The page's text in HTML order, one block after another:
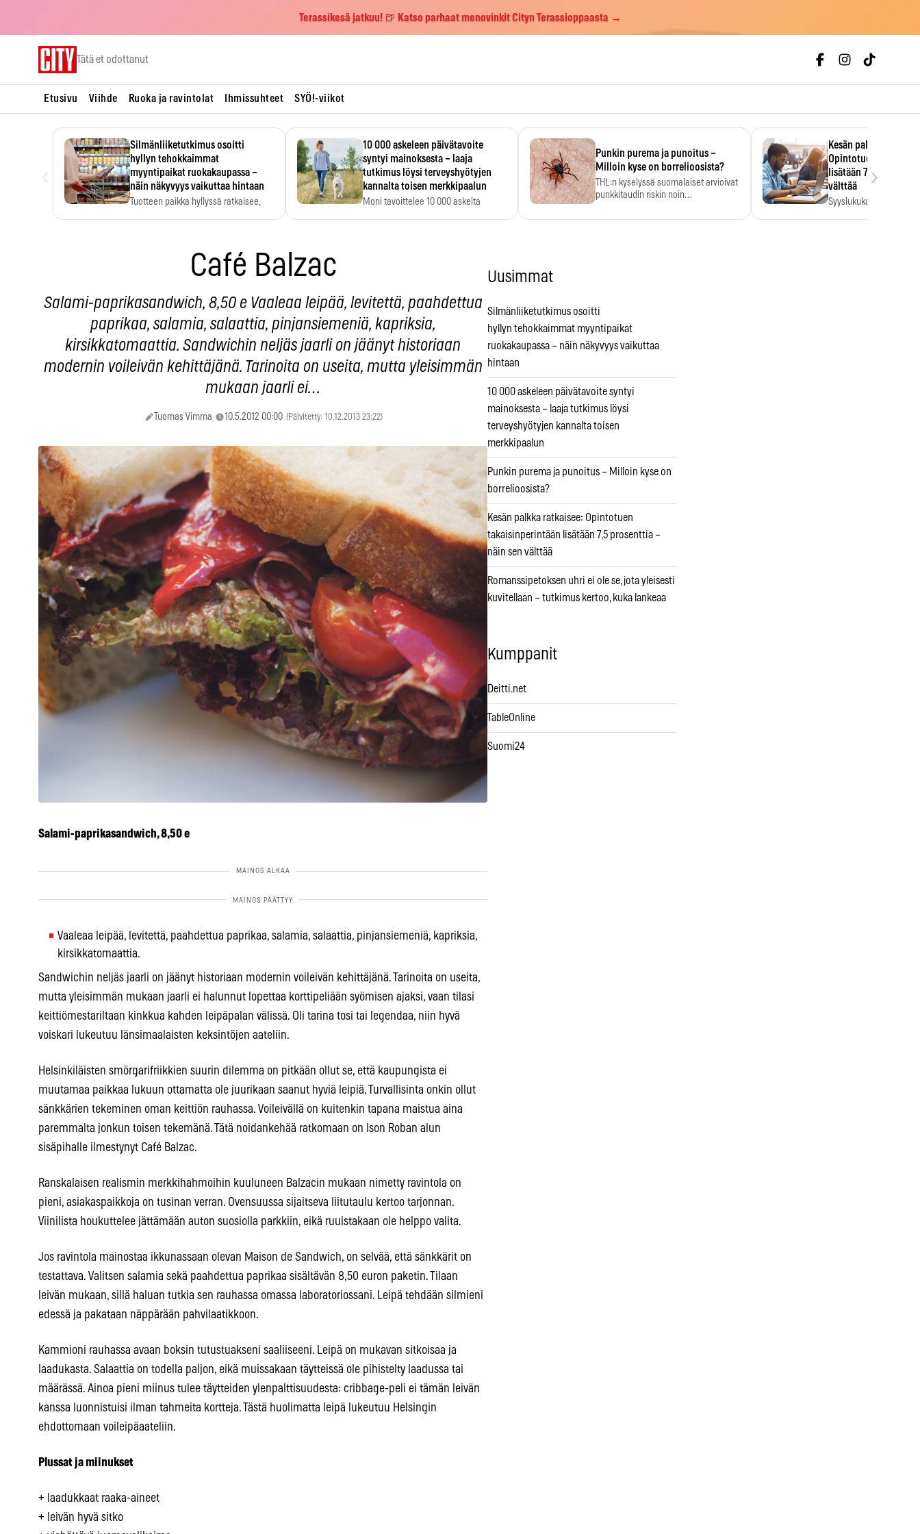
Terassikesä jatkuu! 🍺 Katso parhaat menovinkit Cityn Terassioppaasta →
Tätä et odottanut
Etusivu Viihde Ruoka ja ravintolat Ihmissuhteet SYÖ!-viikot
Silmänliiketutkimus osoitti
hyllyn tehokkaimmat
myyntipaikat ruokakaupassa –
näin näkyvyys vaikuttaa hintaan
Tuotteen paikka hyllyssä ratkaisee,
10 000 askeleen päivätavoite
syntyi mainoksesta – laaja
tutkimus löysi terveyshyötyjen
kannalta toisen merkkipaalun
Moni tavoittelee 10 000 askelta
Punkin purema ja punoitus –
Milloin kyse on borrelioosista?
THL:n kyselyssä suomalaiset arvioivat
punkkitaudin riskin noin
Kesän palkka
Opintotuen
lisätään 7,5
välttää
Syyslukukauden
›
Café Balzac
Salami-paprikasandwich, 8,50 e Vaaleaa leipää, levitettä, paahdettua
paprikaa, salamia, salaattia, pinjansiemeniä, kapriksia,
kirsikkatomaattia. Sandwichin neljäs jaarli on jäänyt historiaan
modernin voileivän kehittäjänä. Tarinoita on useita, mutta yleisimmän
mukaan jaarli ei…
Tuomas Vimma 10.5.2012 00:00 (Päivitetty: 10.12.2013 23:22)
Salami-paprikasandwich, 8,50 e
Vaaleaa leipää, levitettä, paahdettua paprikaa, salamia, salaattia, pinjansiemeniä, kapriksia,
kirsikkatomaattia.
Sandwichin neljäs jaarli on jäänyt historiaan modernin voileivän kehittäjänä. Tarinoita on useita,
mutta yleisimmän mukaan jaarli ei halunnut lopettaa korttipeliään syömisen ajaksi, vaan tilasi
keittiömestariltaan kinkkua kahden leipäpalan välissä. Oli tarina tosi tai legendaa, niin hyvä
voiskari lukeutuu länsimaalaisten keksintöjen aateliin.
Helsinkiläisten smörgarifriikkien suurin dilemma on pitkään ollut se, että kaupungista ei
muutamaa paikkaa lukuun ottamatta ole juurikaan saanut hyviä leipiä. Turvallisinta onkin ollut
sänkkärien tekeminen oman keittiön rauhassa. Voileivällä on kuitenkin tapana maistua aina
paremmalta jonkun toisen tekemänä. Tätä noidankehää ratkomaan on Ison Roban alun
sisäpihalle ilmestynyt Café Balzac.
Ranskalaisen realismin merkkihahmoihin kuuluneen Balzacin mukaan nimetty ravintola on
pieni, asiakaspaikkoja on tusinan verran. Ovensuussa sijaitseva liitutaulu kertoo tarjonnan.
Viinilista houkuttelee jättämään auton suosiolla parkkiin, eikä ruuistakaan ole helppo valita.
Jos ravintola mainostaa ikkunassaan olevan Maison de Sandwich, on selvää, että sänkkärit on
testattava. Valitsen salamia sekä paahdettua paprikaa sisältävän 8,50 euron paketin. Tilaan
leivän mukaan, sillä haluan tutkia sen rauhassa omassa laboratoriossani. Leipä tehdään silmieni
edessä ja pakataan näppärään pahvilaatikkoon.
Kammioni rauhassa avaan boksin tutustuakseni saaliiseeni. Leipä on mukavan sitkoisaa ja
laadukasta. Salaattia on todella paljon, eikä muissakaan täytteissä ole pihistelty laadussa tai
määrässä. Ainoa pieni miinus tulee täytteiden ylenpalttisuudesta: cribbage-peli ei tämän leivän
kanssa luonnistuisi ilman tahmeita kortteja. Tästä huolimatta leipä lukeutuu Helsingin
ehdottomaan voileipäaateliin.
Plussat ja miinukset
+ laadukkaat raaka-aineet
+ leivän hyvä sitko
Uusimmat
Silmänliiketutkimus osoitti
hyllyn tehokkaimmat myyntipaikat
ruokakaupassa – näin näkyvyys vaikuttaa
hintaan
10 000 askeleen päivätavoite syntyi
mainoksesta – laaja tutkimus löysi
terveyshyötyjen kannalta toisen
merkkipaalun
Punkin purema ja punoitus – Milloin kyse on
borrelioosista?
Kesän palkka ratkaisee: Opintotuen
takaisinperintään lisätään 7,5 prosenttia –
näin sen välttää
Romanssipetoksen uhri ei ole se, jota yleisesti
kuvitellaan – tutkimus kertoo, kuka lankeaa
Kumppanit
Deitti.net
TableOnline
Suomi24